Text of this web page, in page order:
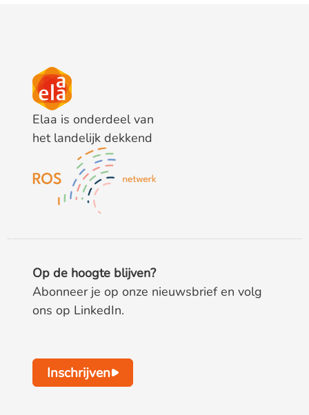
Elaa is onderdeel van
het landelijk dekkend
Op de hoogte blijven?
Abonneer je op onze nieuwsbrief en volg
ons op LinkedIn.
Inschrijven